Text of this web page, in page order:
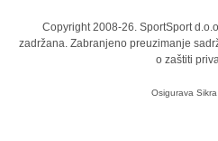
Copyright 2008-26. SportSport
zadržana. Zabranjeno preuzimanje
o zaštiti
Osigurava